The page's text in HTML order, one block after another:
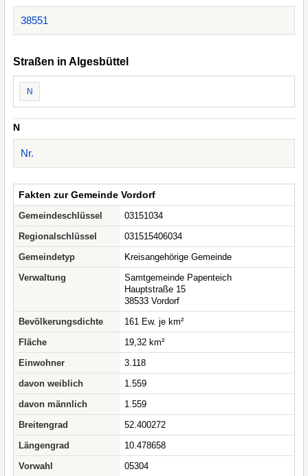
38551
Straßen in Algesbüttel
N
N
Nr.
Fakten zur Gemeinde Vordorf
Gemeindeschlüssel
03151034
Regionalschlüssel
031515406034
Gemeindetyp
Kreisangehörige Gemeinde
Verwaltung
Samtgemeinde Papenteich
Hauptstraße 15
38533 Vordorf
Bevölkerungsdichte
161 Ew. je km²
Fläche
19,32 km²
Einwohner
3.118
davon weiblich
1.559
davon männlich
1.559
Breitengrad
52.400272
Längengrad
10.478658
Vorwahl
05304